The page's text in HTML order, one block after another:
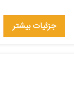
جزئیات بیشتر